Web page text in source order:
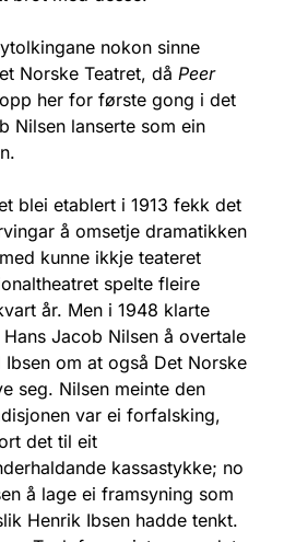
nokon sinne
Norske Teatret, då Peer
her for første gong i det
Nilsen lanserte som ein
blei etablert i 1913 fekk det
å omsetje dramatikken
kunne ikkje teateret
spelte fleire
år. Men i 1948 klarte
Jacob Nilsen å overtale
Ibsen om at også Det Norske
seg. Nilsen meinte den
var ei forfalsking,
det til eit
kassastykke; no
å lage ei framsyning som
Henrik Ibsen hadde tenkt.